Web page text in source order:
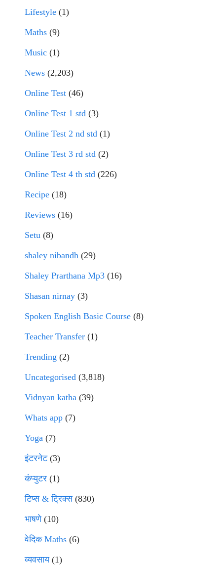
Lifestyle (1)
Maths (9)
Music (1)
News (2,203)
Online Test (46)
Online Test 1 std (3)
Online Test 2 nd std (1)
Online Test 3 rd std (2)
Online Test 4 th std (226)
Recipe (18)
Reviews (16)
Setu (8)
shaley nibandh (29)
Shaley Prarthana Mp3 (16)
Shasan nirnay (3)
Spoken English Basic Course (8)
Teacher Transfer (1)
Trending (2)
Uncategorised (3,818)
Vidnyan katha (39)
Whats app (7)
Yoga (7)
इंटरनेट(3)
कंप्युटर (1)
टिप्स & ट्रिक्स(830)
भाषणे(10)
वेदिक Maths (6)
व्यवसाय(1)